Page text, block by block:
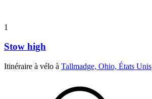
1
Stow high
Itinéraire à vélo à Tallmadge, Ohio, États Unis